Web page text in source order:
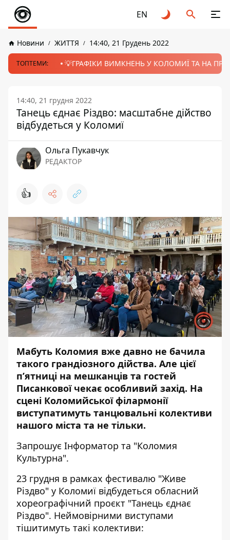
EN
Новини ЖИТТЯ 14:40, 21 Грудень 2022
ТОПТЕМИ: 💡ГРАФІКИ ВИМКНЕНЬ У КОЛОМИЇ ТА НА
14:40, 21 грудня 2022
Танець єднає Різдво: масштабне дійство
відбудеться у Коломиї
Ольга Пукавчук
РЕДАКТОР
👍
Мабуть Коломия вже давно не бачила
такого грандіозного дійства. Але цієї
п’ятниці на мешканців та гостей
Писанкової чекає особливий захід. На
сцені Коломийської філармонії
виступатимуть танцювальні колективи
нашого міста та не тільки.
Запрошує Інформатор та "Коломия
Культурна".
23 грудня в рамках фестивалю "Живе
Різдво" у Коломиї відбудеться обласний
хореографічний проєкт "Танець єднає
Різдво". Неймовірними виступами
тішитимуть такі колективи: